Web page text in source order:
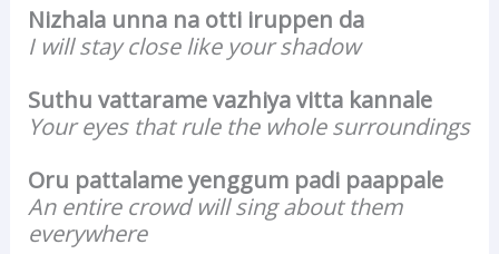
Nizhala unna na otti iruppen da
I will stay close like your shadow
Suthu vattarame vazhiya vitta kannale
Your eyes that rule the whole surroundings
Oru pattalame yenggum padi paappale
An entire crowd will sing about them
everywhere